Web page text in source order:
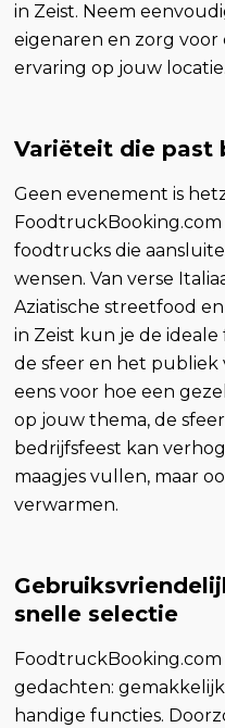
in Zeist. Neem
eigenaren en zorg
ervaring op jouw locatie.
Variëteit die past
Geen evenement is
FoodtruckBooking.com
foodtrucks die
wensen. Van verse
Aziatische streetfood
in Zeist kun je de
de sfeer en het publiek
eens voor hoe een
op jouw thema, de
bedrijfsfeest kan
maagjes vullen, maar
verwarmen.
snelle selectie
gedachten:
handige functies.